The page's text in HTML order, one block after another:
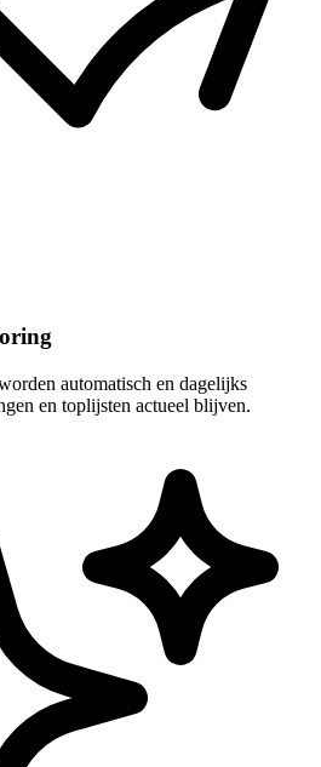
automatisch en dagelijks
en toplijsten actueel blijven.